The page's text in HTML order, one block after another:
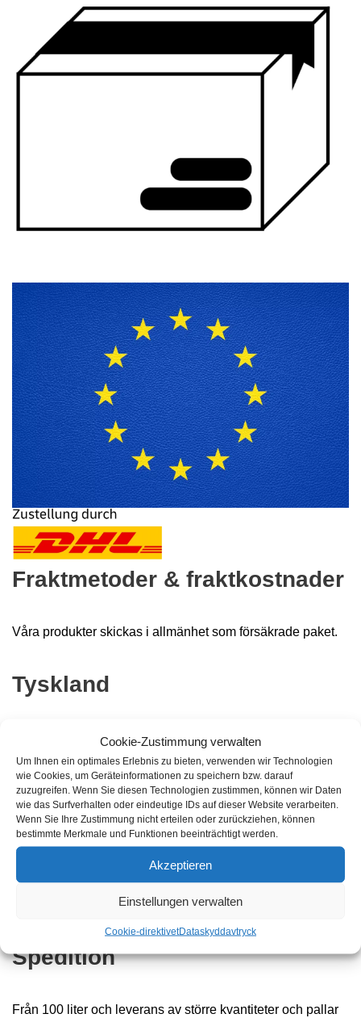
Cookie-Zustimmung verwalten
Um Ihnen ein optimales Erlebnis zu bieten, verwenden wir Technologien
wie Cookies, um Geräteinformationen zu speichern bzw. darauf
zuzugreifen. Wenn Sie diesen Technologien zustimmen, können wir Daten
wie das Surfverhalten oder eindeutige IDs auf dieser Website verarbeiten.
Wenn Sie Ihre Zustimmung nicht erteilen oder zurückziehen, können
bestimmte Merkmale und Funktionen beeinträchtigt werden.
Akzeptieren
Einstellungen verwalten
Cookie-direktivetDataskyddavtryck
Fraktmetoder & fraktkostnader
Våra produkter skickas i allmänhet som försäkrade paket.
Tyskland
Fraktkostnaderna inom Tyskland är6,99 euro per
beställning. Från ett ordervärde på250,00 euroDet finns
inga fraktkostnader (brutto).
europeiska unionen
Fraktkostnaderna till Europeiska unionen är21,90 euro
Spedition
Från 100 liter och leverans av större kvantiteter och pallar